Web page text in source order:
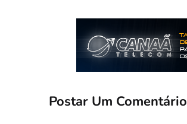
Postar Um Comentário